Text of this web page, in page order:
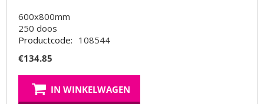
600x800mm
250 doos
Productcode: 108544
€134.85
IN WINKELWAGEN